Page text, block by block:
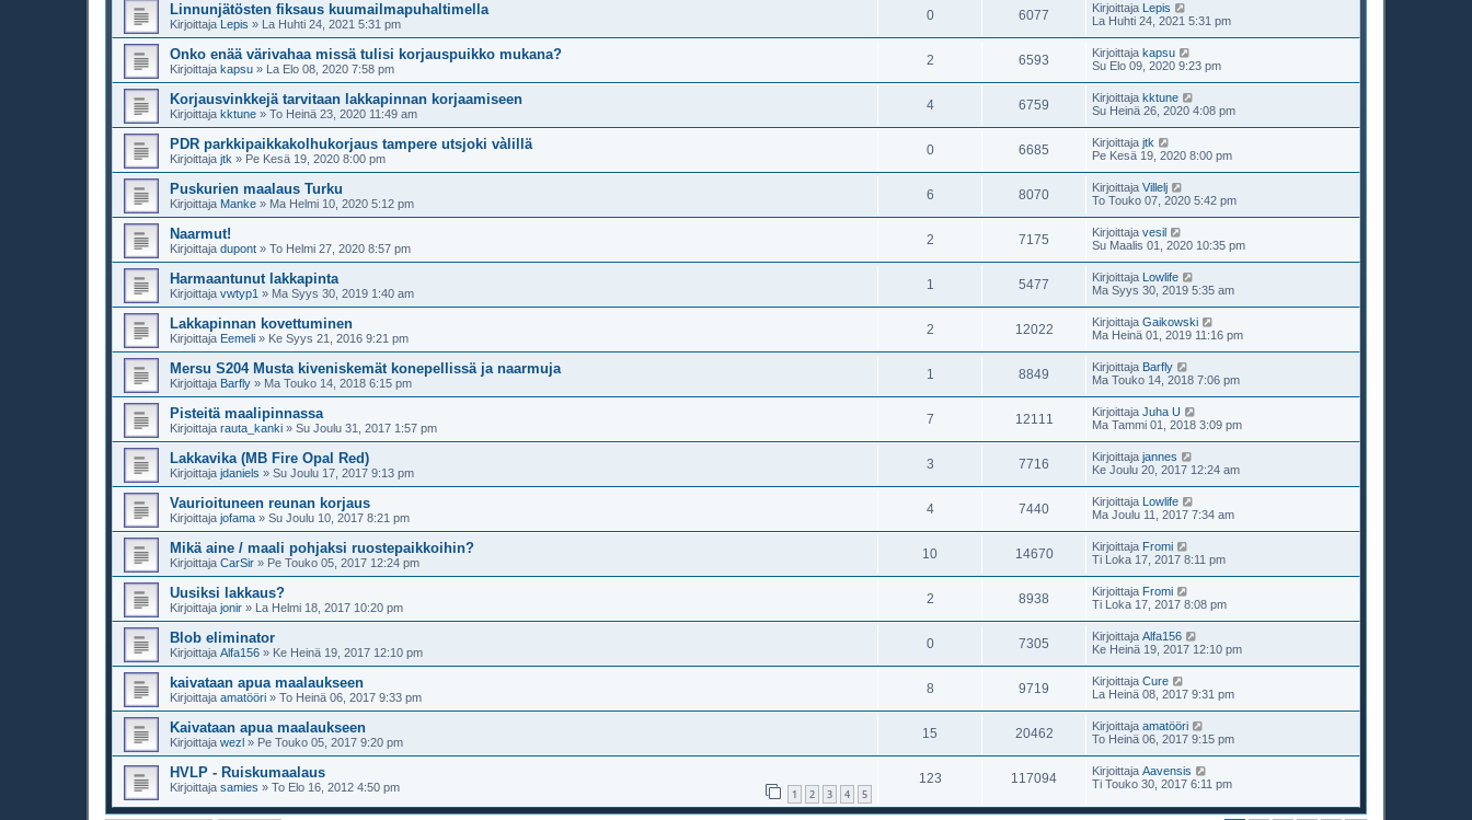
Linnunjätösten fiksaus kuumailmapuhaltimella
Kirjoittaja Lepis » La Huhti 24, 2021 5:31 pm
0 6077 Kirjoittaja
Lepis
La Huhti 24, 2021 5:31 pm
Onko enää värivahaa missä tulisi korjauspuikko mukana?
Kirjoittaja kapsu » La Elo 08, 2020 7:58 pm
2 6593 Kirjoittaja kapsu
Su Elo 09, 2020 9:23 pm
Korjausvinkkejä tarvitaan lakkapinnan korjaamiseen
Kirjoittaja kktune » To Heinä 23, 2020 11:49 am
4 6759 Kirjoittaja kktune
Su Heinä 26, 2020 4:08 pm
PDR parkkipaikkakolhukorjaus tampere utsjoki vàlillä
Kirjoittaja jtk » Pe Kesä 19, 2020 8:00 pm
0 6685 Kirjoittaja jtk
Pe Kesä 19, 2020 8:00 pm
Puskurien maalaus Turku
Kirjoittaja Manke » Ma Helmi 10, 2020 5:12 pm
6 8070 Kirjoittaja Villelj
To Touko 07, 2020 5:42 pm
Naarmut!
Kirjoittaja dupont » To Helmi 27, 2020 8:57 pm
2 7175 Kirjoittaja vesil
Su Maalis 01, 2020 10:35 pm
Harmaantunut lakkapinta
Kirjoittaja vwtyp1 » Ma Syys 30, 2019 1:40 am
1 5477 Kirjoittaja
Lowlife
Ma Syys 30, 2019 5:35 am
Lakkapinnan kovettuminen
Kirjoittaja Eemeli » Ke Syys 21, 2016 9:21 pm
2 12022 Kirjoittaja Gaikowski
Ma Heinä 01, 2019 11:16 pm
Mersu S204 Musta kiveniskemät konepellissä ja naarmuja
Kirjoittaja Barfly » Ma Touko 14, 2018 6:15 pm
1 8849 Kirjoittaja Barfly
Ma Touko 14, 2018 7:06 pm
Pisteitä maalipinnassa
Kirjoittaja rauta_kanki » Su Joulu 31, 2017 1:57 pm
7 12111 Kirjoittaja Juha U
Ma Tammi 01, 2018 3:09 pm
Lakkavika (MB Fire Opal Red)
Kirjoittaja jdaniels » Su Joulu 17, 2017 9:13 pm
3 7716 Kirjoittaja jannes
Ke Joulu 20, 2017 12:24 am
Vaurioituneen reunan korjaus
Kirjoittaja jofama » Su Joulu 10, 2017 8:21 pm
4 7440 Kirjoittaja
Lowlife
Ma Joulu 11, 2017 7:34 am
Mikä aine / maali pohjaksi ruostepaikkoihin?
Kirjoittaja CarSir » Pe Touko 05, 2017 12:24 pm
10 14670 Kirjoittaja Fromi
Ti Loka 17, 2017 8:11 pm
Uusiksi lakkaus?
Kirjoittaja jonir » La Helmi 18, 2017 10:20 pm
2 8938 Kirjoittaja Fromi
Ti Loka 17, 2017 8:08 pm
Blob eliminator
Kirjoittaja Alfa156 » Ke Heinä 19, 2017 12:10 pm
0 7305 Kirjoittaja Alfa156
Ke Heinä 19, 2017 12:10 pm
kaivataan apua maalaukseen
Kirjoittaja amatööri » To Heinä 06, 2017 9:33 pm
8 9719 Kirjoittaja Cure
La Heinä 08, 2017 9:31 pm
Kaivataan apua maalaukseen
Kirjoittaja wezl » Pe Touko 05, 2017 9:20 pm
15 20462 Kirjoittaja amatööri
To Heinä 06, 2017 9:15 pm
HVLP - Ruiskumaalaus
Kirjoittaja samies » To Elo 16, 2012 4:50 pm 1 2 3 4 5
123 117094 Kirjoittaja Aavensis
Ti Touko 30, 2017 6:11 pm